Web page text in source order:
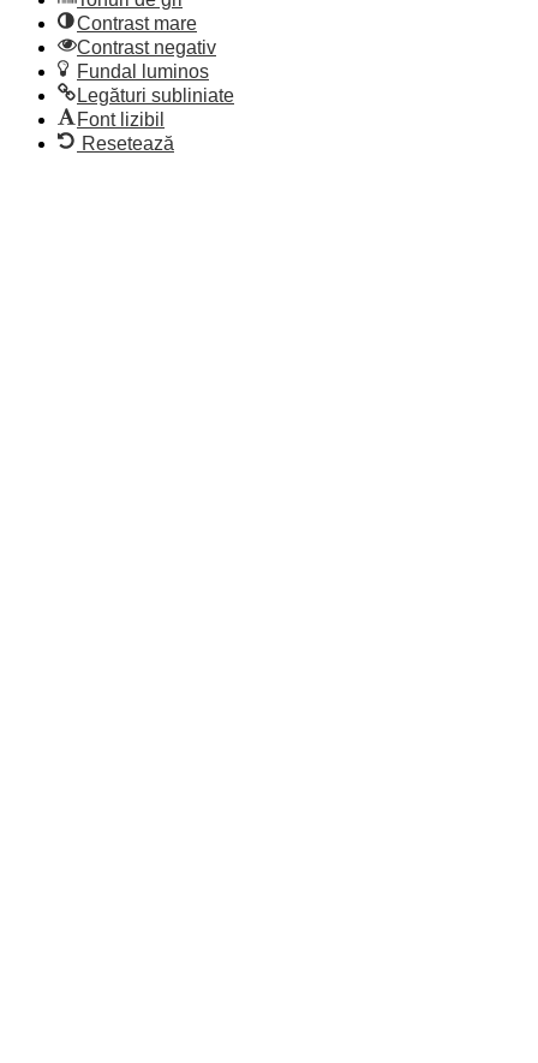
Contrast mare
Contrast negativ
Fundal luminos
Legături subliniate
Font lizibil
Resetează